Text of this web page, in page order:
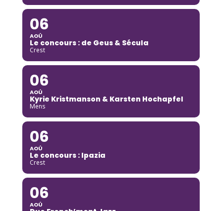
06
AOÛ
Le concours : de Geus & Sécula
Crest
06
AOÛ
Kyrie Kristmanson & Karsten Hochapfel
Mens
06
AOÛ
Le concours : Ipazia
Crest
06
AOÛ